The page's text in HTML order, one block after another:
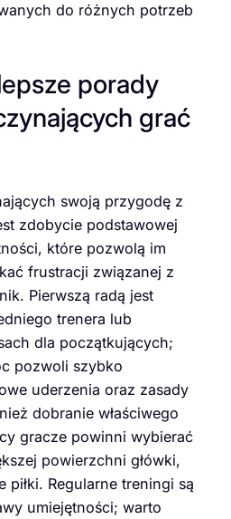
do różnych potrzeb
porady
grać
swoją przygodę z
zdobycie podstawowej
które pozwolą im
frustracji związanej z
Pierwszą radą jest
trenera lub
dla początkujących;
pozwoli szybko
uderzenia oraz zasady
dobranie właściwego
gracze powinni wybierać
powierzchni główki,
piłki. Regularne treningi są
umiejętności; warto